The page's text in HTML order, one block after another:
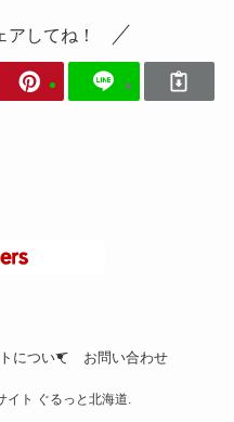
アしてね！
について お問い合わせ
イト ぐるっと北海道.